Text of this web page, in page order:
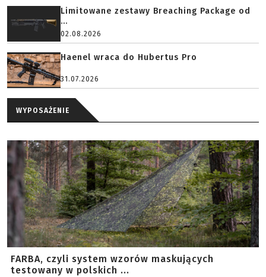
Limitowane zestawy Breaching Package od
...
02.08.2026
Haenel wraca do Hubertus Pro
31.07.2026
WYPOSAŻENIE
FARBA, czyli system wzorów maskujących
testowany w polskich ...